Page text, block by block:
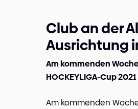
Club an der
Ausrichtung
Am kommenden
HOCKEYLIGA-Cup
Am kommenden